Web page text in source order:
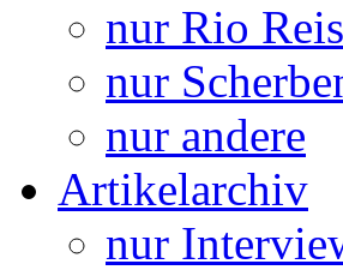
nur Rio
nur
nur andere
Artikelarchiv
nur